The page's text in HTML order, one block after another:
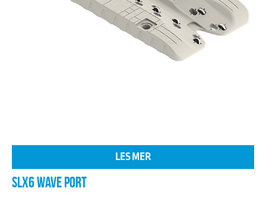
LES MER
SLX6 WAVE PORT